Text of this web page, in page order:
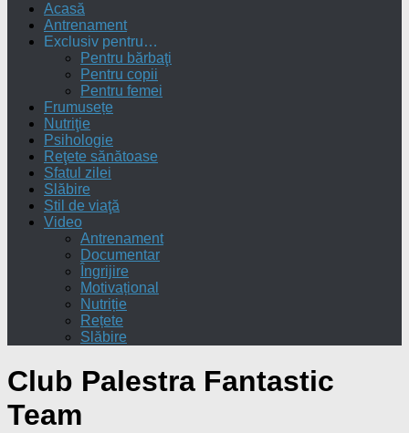
Acasă
Antrenament
Exclusiv pentru…
Pentru bărbaţi
Pentru copii
Pentru femei
Frumusețe
Nutriţie
Psihologie
Reţete sănătoase
Sfatul zilei
Slăbire
Stil de viaţă
Video
Antrenament
Documentar
Îngrijire
Motivațional
Nutriție
Rețete
Slăbire
Club Palestra Fantastic
Team